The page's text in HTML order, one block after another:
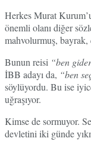
Herkes Murat
önemli olanı diğer
mahvolurmuş,
Bunun reisi “ben
İBB adayı da, “ben
söylüyordu. Bu ise
uğraşıyor.
Kimse de sormuyor.
devletini iki günde